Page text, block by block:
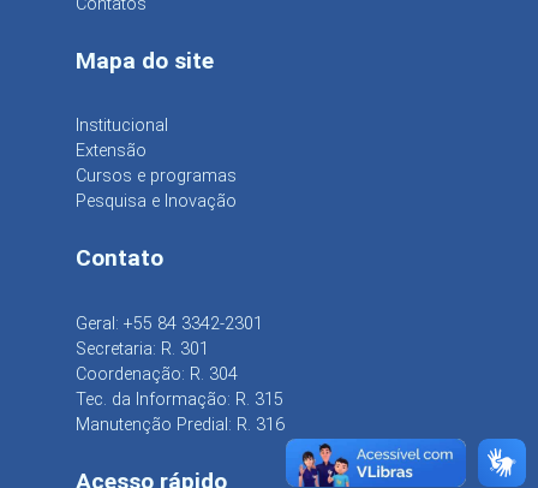
Mapa do site
Institucional
Extensão
Cursos e programas
Pesquisa e Inovação
Contato
Geral: +55 84 3342-2301
Secretaria: R. 301
Coordenação: R. 304
Tec. da Informação: R. 315
Manutenção Predial: R. 316
Acesso rápido